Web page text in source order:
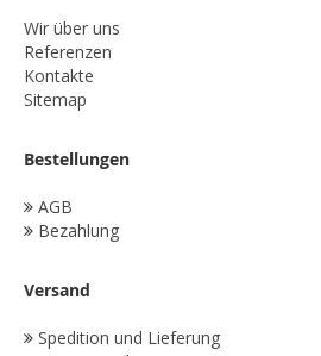
Wir über uns
Referenzen
Kontakte
Sitemap
Bestellungen
AGB
Bezahlung
Versand
Spedition und Lieferung